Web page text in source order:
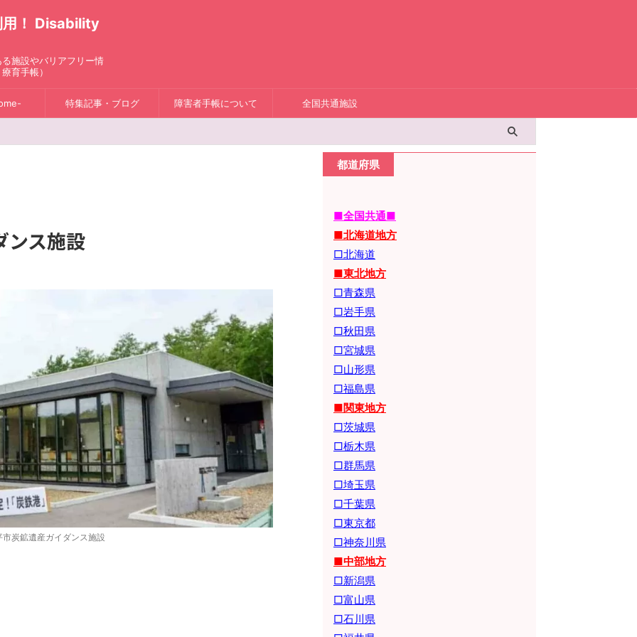
用！ Disability
施設やバリアフリー情
育手帳）
特集記事・ブログ 障害者手帳について 全国共通施設
ンス施設
市炭鉱遺産ガイダンス施設
都道府県
■全国共通■
■北海道地方
□北海道
■東北地方
□青森県
□岩手県
□秋田県
□宮城県
□山形県
□福島県
■関東地方
□茨城県
□栃木県
□群馬県
□埼玉県
□千葉県
□東京都
□神奈川県
■中部地方
□新潟県
□富山県
□石川県